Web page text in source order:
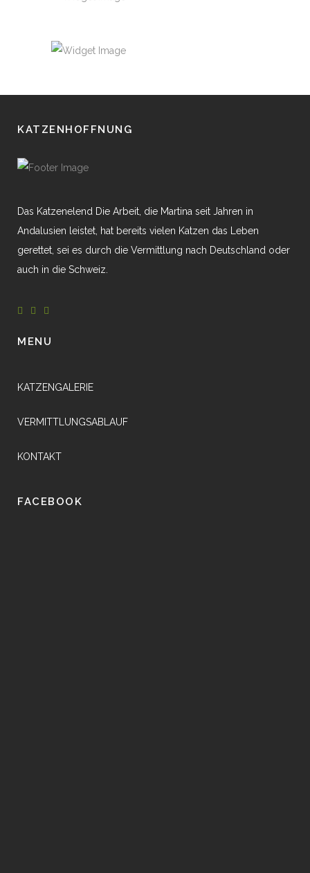
KATZENHOFFNUNG
Das Katzenelend Die Arbeit, die Martina seit Jahren in
Andalusien leistet, hat bereits vielen Katzen das Leben
gerettet, sei es durch die Vermittlung nach Deutschland oder
auch in die Schweiz.
MENU
KATZENGALERIE
VERMITTLUNGSABLAUF
KONTAKT
FACEBOOK